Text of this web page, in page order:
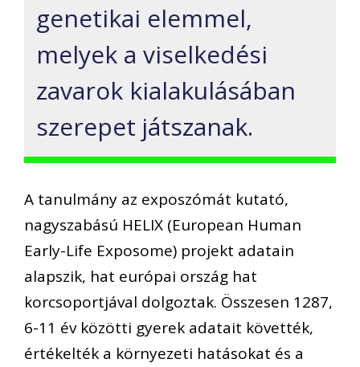
genetikai elemmel,
melyek a viselkedési
zavarok kialakulásában
szerepet játszanak.
A tanulmány az exposzómát kutató,
nagyszabású HELIX (European Human
Early-Life Exposome) projekt adatain
alapszik, hat európai ország hat
korcsoportjával dolgoztak. Összesen 1287,
6-11 év közötti gyerek adatait követték,
értékelték a környezeti hatásokat és a